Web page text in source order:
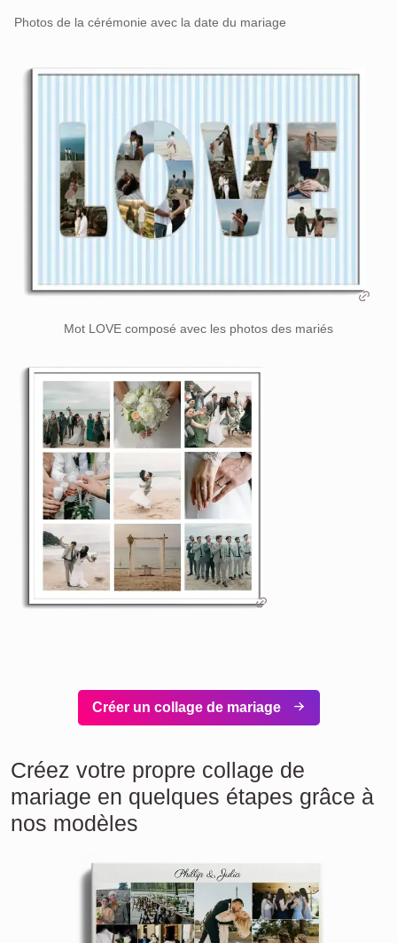
Photos de la cérémonie avec la date du mariage
Mot LOVE composé avec les photos des mariés
Créer un collage de mariage
Créez votre propre collage de
mariage en quelques étapes grâce à
nos modèles